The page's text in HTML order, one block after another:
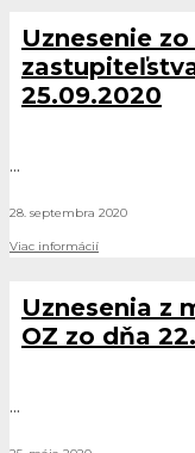
Uznesenie
25.09.2020
...
28. septembra 2020
Viac informácií
Uznesenia z
OZ zo dňa
...